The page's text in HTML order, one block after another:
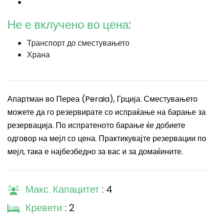
Не е вклучено во цена:
Транспорт до сместувањето
Храна
Апартман во Переа (Peraia), Грција. Сместувањето
можете да го резервирате со испраќање на барање за
резервација. По испратеното барање ќе добиете
одговор на мејл со цена. Практикувајте резервации по
мејл, така е најбезбедно за вас и за домаќините.
Макс. Капацитет : 4
Кревети : 2